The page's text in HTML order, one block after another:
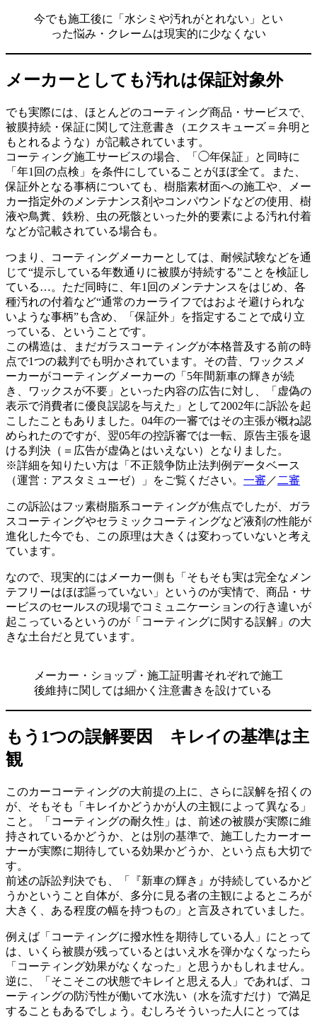
今でも施工後に「水シミや汚れがとれない」とい
った悩み・クレームは現実的に少なくない
メーカーとしても汚れは保証対象外
でも実際には、ほとんどのコーティング商品・サービスで、
被膜持続・保証に関して注意書き（エクスキューズ＝弁明と
もとれるような）が記載されています。
コーティング施工サービスの場合、「◯年保証」と同時に
「年1回の点検」を条件にしていることがほぼ全て。また、
保証外となる事柄についても、樹脂素材面への施工や、メー
カー指定外のメンテナンス剤やコンパウンドなどの使用、樹
液や鳥糞、鉄粉、虫の死骸といった外的要素による汚れ付着
などが記載されている場合も。
つまり、コーティングメーカーとしては、耐候試験などを通
じて“提示している年数通りに被膜が持続する”ことを検証し
ている…。ただ同時に、年1回のメンテナンスをはじめ、各
種汚れの付着など“通常のカーライフではおよそ避けられな
いような事柄”も含め、「保証外」を指定することで成り立
っている、ということです。
この構造は、まだガラスコーティングが本格普及する前の時
点で1つの裁判でも明かされています。その昔、ワックスメ
ーカーがコーティングメーカーの「5年間新車の輝きが続
き、ワックスが不要」といった内容の広告に対し、「虚偽の
表示で消費者に優良誤認を与えた」として2002年に訴訟を起
こしたこともありました。04年の一審ではその主張が概ね認
められたのですが、翌05年の控訴審では一転、原告主張を退
ける判決（＝広告が虚偽とはいえない）となりました。
※詳細を知りたい方は「不正競争防止法判例データベース
（運営：アスタミューゼ）」をご覧ください。 一審 ／ 二審
この訴訟はフッ素樹脂系コーティングが焦点でしたが、ガラ
スコーティングやセラミックコーティングなど液剤の性能が
進化した今でも、この原理は大きくは変わっていないと考え
ています。
なので、現実的にはメーカー側も「そもそも実は完全なメン
テフリーはほぼ謳っていない」というのが実情で、商品・サ
ービスのセールスの現場でコミュニケーションの行き違いが
起こっているというのが「コーティングに関する誤解」の大
きな土台だと見ています。
メーカー・ショップ・施工証明書それぞれで施工
後維持に関しては細かく注意書きを設けている
もう1つの誤解要因 キレイの基準は主
観
このカーコーティングの大前提の上に、さらに誤解を招くの
が、そもそも「キレイかどうかが人の主観によって異なる」
こと。「コーティングの耐久性」は、前述の被膜が実際に維
持されているかどうか、とは別の基準で、施工したカーオー
ナーが実際に期待している効果かどうか、という点も大切で
す。
前述の訴訟判決でも、「『新車の輝き』が持続しているかど
うかということ自体が、多分に見る者の主観によるところが
大きく、ある程度の幅を持つもの」と言及されていました。
例えば「コーティングに撥水性を期待している人」にとって
は、いくら被膜が残っているとはいえ水を弾かなくなったら
「コーティング効果がなくなった」と思うかもしれません。
逆に、「そこそこの状態でキレイと思える人」であれば、コ
ーティングの防汚性が働いて水洗い（水を流すだけ）で満足
することもあるでしょう。むしろそういった人にとっては